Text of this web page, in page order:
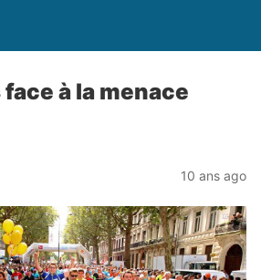
à la menace
10 ans ago